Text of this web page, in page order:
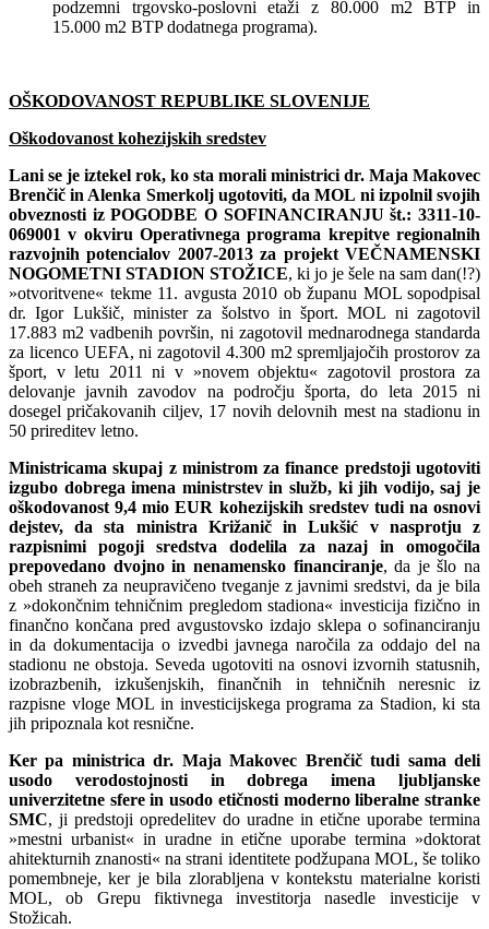
podzemni trgovsko-poslovni etaži z 80.000 m2 BTP in
15.000 m2 BTP dodatnega programa).
OŠKODOVANOST REPUBLIKE SLOVENIJE
Oškodovanost kohezijskih sredstev
Lani se je iztekel rok, ko sta morali ministrici dr. Maja Makovec
Brenčič in Alenka Smerkolj ugotoviti, da MOL ni izpolnil svojih
obveznosti iz POGODBE O SOFINANCIRANJU št.: 3311-10-
069001 v okviru Operativnega programa krepitve regionalnih
razvojnih potencialov 2007-2013 za projekt VEČNAMENSKI
NOGOMETNI STADION STOŽICE, ki jo je šele na sam dan(!?)
»otvoritvene« tekme 11. avgusta 2010 ob županu MOL sopodpisal
dr. Igor Lukšič, minister za šolstvo in šport. MOL ni zagotovil
17.883 m2 vadbenih površin, ni zagotovil mednarodnega standarda
za licenco UEFA, ni zagotovil 4.300 m2 spremljajočih prostorov za
šport, v letu 2011 ni v »novem objektu« zagotovil prostora za
delovanje javnih zavodov na področju športa, do leta 2015 ni
dosegel pričakovanih ciljev, 17 novih delovnih mest na stadionu in
50 prireditev letno.
Ministricama skupaj z ministrom za finance predstoji ugotoviti
izgubo dobrega imena ministrstev in služb, ki jih vodijo, saj je
oškodovanost 9,4 mio EUR kohezijskih sredstev tudi na osnovi
dejstev, da sta ministra Križanič in Lukšić v nasprotju z
razpisnimi pogoji sredstva dodelila za nazaj in omogočila
prepovedano dvojno in nenamensko financiranje, da je šlo na
obeh straneh za neupravičeno tveganje z javnimi sredstvi, da je bila
z »dokončnim tehničnim pregledom stadiona« investicija fizično in
finančno končana pred avgustovsko izdajo sklepa o sofinanciranju
in da dokumentacija o izvedbi javnega naročila za oddajo del na
stadionu ne obstoja. Seveda ugotoviti na osnovi izvornih statusnih,
izobrazbenih, izkušenjskih, finančnih in tehničnih neresnic iz
razpisne vloge MOL in investicijskega programa za Stadion, ki sta
jih pripoznala kot resnične.
Ker pa ministrica dr. Maja Makovec Brenčič tudi sama deli
usodo verodostojnosti in dobrega imena ljubljanske
univerzitetne sfere in usodo etičnosti moderno liberalne stranke
SMC, ji predstoji opredelitev do uradne in etične uporabe termina
»mestni urbanist« in uradne in etične uporabe termina »doktorat
ahitekturnih znanosti« na strani identitete podžupana MOL, še toliko
pomembneje, ker je bila zlorabljena v kontekstu materialne koristi
MOL, ob Grepu fiktivnega investitorja nasedle investicije v
Stožicah.